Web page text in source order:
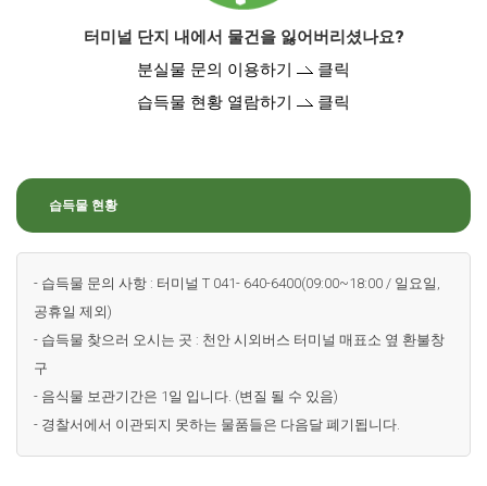
터미널 단지 내에서 물건을 잃어버리셨나요?
분실물 문의 이용하기
클릭
습득물 현황 열람하기
클릭
습득물 현황
- 습득물 문의 사항 : 터미널 T 041- 640-6400(09:00~18:00 / 일요일,
공휴일 제외)
- 습득물 찾으러 오시는 곳 : 천안 시외버스 터미널 매표소 옆 환불창
구
- 음식물 보관기간은 1일 입니다. (변질 될 수 있음)
- 경찰서에서 이관되지 못하는 물품들은 다음달 폐기됩니다.